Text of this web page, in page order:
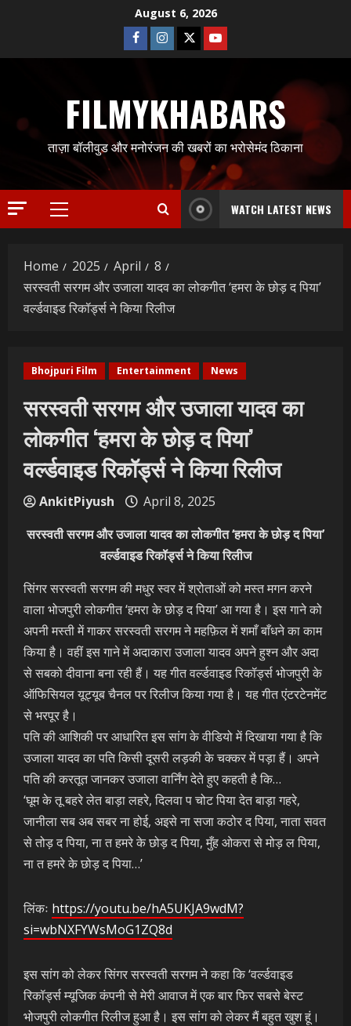
August 6, 2026
Facebook
Instagram
TwitterYoutube
FILMYKHABARS
ताज़ा बॉलीवुड और मनोरंजन की खबरों का भरोसेमंद ठिकाना
Primary
WATCH LATEST NEWS
Home 2025 April
8
सरस्वती सरगम और उजाला यादव का लोकगीत ‘हमरा के छोड़ द पिया’
वर्ल्डवाइड रिकॉर्ड्स ने किया रिलीज
Bhojpuri Film Entertainment News
सरस्वती सरगम और उजाला यादव का
लोकगीत ‘हमरा के छोड़ द पिया’
वर्ल्डवाइड रिकॉर्ड्स ने किया रिलीज
AnkitPiyush
April 8, 2025
सरस्वती सरगम और उजाला यादव का लोकगीत ‘हमरा के छोड़ द पिया’
वर्ल्डवाइड रिकॉर्ड्स ने किया रिलीज
सिंगर सरस्वती सरगम की मधुर स्वर में श्रोताओं को मस्त मगन करने
वाला भोजपुरी लोकगीत ‘हमरा के छोड़ द पिया’ आ गया है। इस गाने को
अपनी मस्ती में गाकर सरस्वती सरगम ने महफ़िल में शमाँ बाँधने का काम
किया है। वहीं इस गाने में अदाकारा उजाला यादव अपने हुश्न और अदा
से सबको दीवाना बना रही हैं। यह गीत वर्ल्डवाइड रिकॉर्ड्स भोजपुरी के
ऑफिसियल यूट्यूब चैनल पर रिलीज किया गया है। यह गीत एंटरटेनमेंट
से भरपूर है।
पति की आशिकी पर आधारित इस सांग के वीडियो में दिखाया गया है कि
उजाला यादव का पति किसी दूसरी लड़की के चक्कर में पड़ा हैं। अपने
पति की करतूत जानकर उजाला वार्निंग देते हुए कहती है कि…
‘घूम के तू बहरे लेत बाड़ा लहरे, दिलवा प चोट पिया देत बाड़ा गहरे,
जानीला सब अब सबर ना होई, अइसे ना सजा कठोर द पिया, नाता सवत
से तोड़ द पिया, ना त हमरे के छोड़ द पिया, मुँह ओकरा से मोड़ ल पिया,
ना त हमरे के छोड़ द पिया…’
लिंकः https://youtu.be/hA5UKJA9wdM?
si=wbNXFYWsMoG1ZQ8d
इस सांग को लेकर सिंगर सरस्वती सरगम ने कहा कि ‘वर्ल्डवाइड
रिकॉर्ड्स म्यूजिक कंपनी से मेरी आवाज में एक बार फिर सबसे बेस्ट
भोजपुरी लोकगीत रिलीज हुआ है। इस सांग को लेकर मैं बहुत खुश हूं।